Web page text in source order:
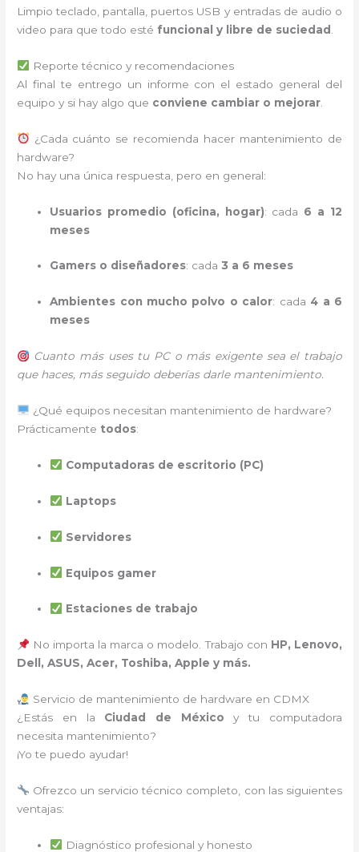
Limpio teclado, pantalla, puertos USB y entradas de audio o
video para que todo esté funcional y libre de suciedad
Reporte técnico y recomendaciones
Al final te entrego un informe con el estado general del
equipo y si hay algo que conviene cambiar o mejorar
¿Cada cuánto se recomienda hacer mantenimiento de
hardware?
No hay una única respuesta, pero en general:
Usuarios promedio (oficina, hogar): cada 6 a 12
meses
Gamers o diseñadores: cada3 a 6 meses
Ambientes con mucho polvo o calor: cada 4 a 6
meses
Cuanto más uses tu PC o más exigente sea el trabajo
que haces, más seguido deberías darle mantenimiento.
¿Qué equipos necesitan mantenimiento de hardware?
Prácticamente todos:
Computadoras de escritorio (PC)
Laptops
Servidores
Equipos gamer
Estaciones de trabajo
No importa la marca o modelo. Trabajo con HP, Lenovo,
Dell, ASUS, Acer, Toshiba, Apple y más.
Servicio de mantenimiento de hardware en CDMX
¿Estás en la Ciudad de México y tu computadora
necesita mantenimiento?
¡Yo te puedo ayudar!
Ofrezco un servicio técnico completo, con las siguientes
ventajas:
Diagnóstico profesional y honesto